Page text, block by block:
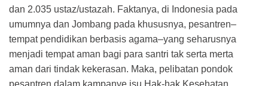
dan 2.035 ustaz/ustazah. Faktanya, di Indonesia pada
umumnya dan Jombang pada khususnya, pesantren–
tempat pendidikan berbasis agama–yang seharusnya
menjadi tempat aman bagi para santri tak serta merta
aman dari tindak kekerasan. Maka, pelibatan pondok
pesantren dalam kampanye isu Hak-hak Kesehatan